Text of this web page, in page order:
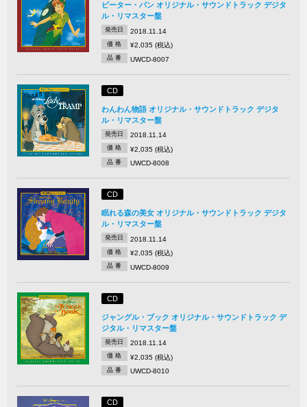
ピーター・パン オリジナル・サウンドトラック デジタ
ル・リマスター盤
発売日 2018.11.14
価 格 ¥2,035 (税込)
品 番 UWCD-8007
CD
わんわん物語 オリジナル・サウンドトラック デジタ
ル・リマスター盤
発売日 2018.11.14
価 格 ¥2,035 (税込)
品 番 UWCD-8008
CD
眠れる森の美女 オリジナル・サウンドトラック デジタ
ル・リマスター盤
発売日 2018.11.14
価 格 ¥2,035 (税込)
品 番 UWCD-8009
CD
ジャングル・ブック オリジナル・サウンドトラック デ
ジタル・リマスター盤
発売日 2018.11.14
価 格 ¥2,035 (税込)
品 番 UWCD-8010
CD